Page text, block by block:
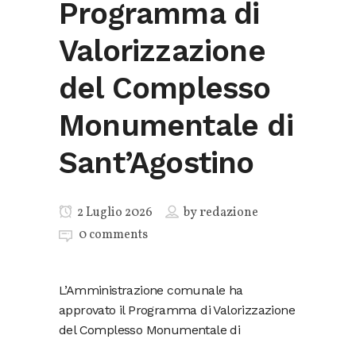
Programma di
Valorizzazione
del Complesso
Monumentale di
Sant’Agostino
2 Luglio 2026 byredazione
0 comments
L’Amministrazione comunale ha
approvato il Programma di Valorizzazione
del Complesso Monumentale di